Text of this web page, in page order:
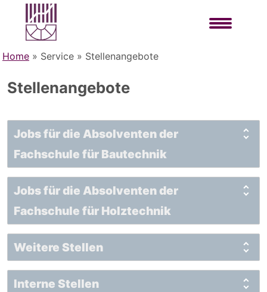
Home » Service » Stellenangebote
Stellenangebote
Jobs für die Absolventen der
Fachschule für Bautechnik
Jobs für die Absolventen der
Fachschule für Holztechnik
Weitere Stellen
Interne Stellen